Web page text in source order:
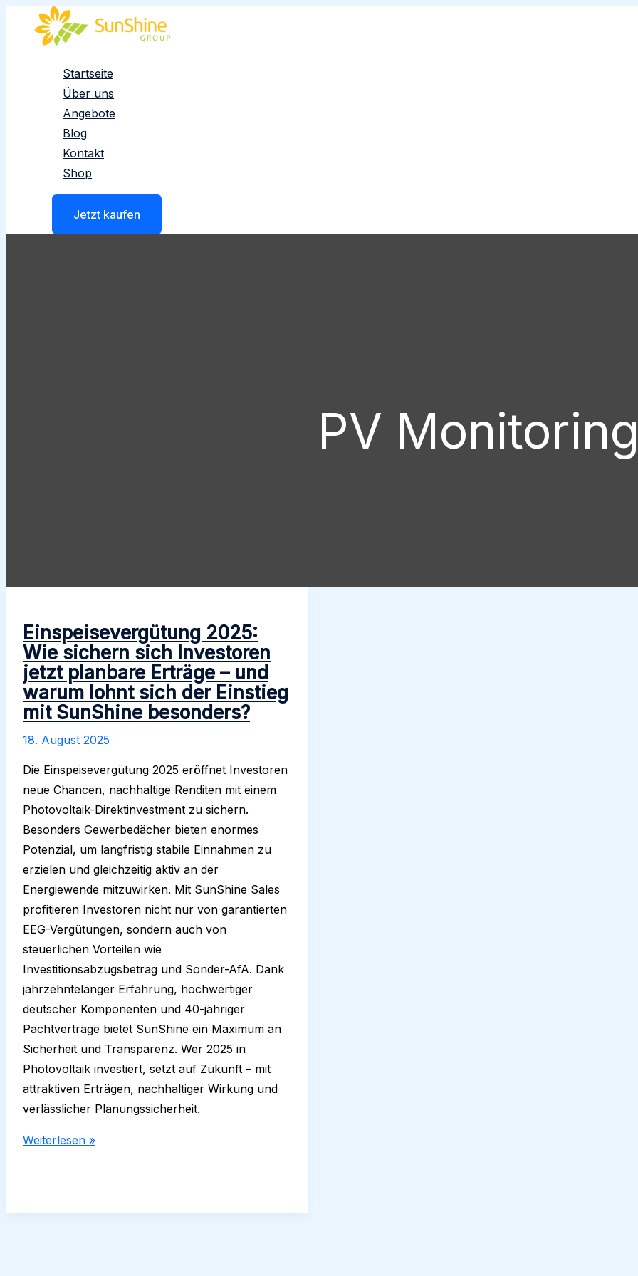
Inhalt
Startseite
Über uns
Angebote
Blog
Kontakt
Shop
Jetzt kaufen
PV
Einspeisevergütung 2025:
Wie sichern sich Investoren
jetzt planbare Erträge – und
warum lohnt sich der Einstieg
mit SunShine besonders?
18. August 2025
Die Einspeisevergütung 2025 eröffnet Investoren
neue Chancen, nachhaltige Renditen mit einem
Photovoltaik-Direktinvestment zu sichern.
Besonders Gewerbedächer bieten enormes
Potenzial, um langfristig stabile Einnahmen zu
erzielen und gleichzeitig aktiv an der
Energiewende mitzuwirken. Mit SunShine Sales
profitieren Investoren nicht nur von garantierten
EEG-Vergütungen, sondern auch von
steuerlichen Vorteilen wie
Investitionsabzugsbetrag und Sonder-AfA. Dank
jahrzehntelanger Erfahrung, hochwertiger
deutscher Komponenten und 40-jähriger
Pachtverträge bietet SunShine ein Maximum an
Sicherheit und Transparenz. Wer 2025 in
Photovoltaik investiert, setzt auf Zukunft – mit
attraktiven Erträgen, nachhaltiger Wirkung und
verlässlicher Planungssicherheit.
Einspeisevergütung
Weiterlesen »